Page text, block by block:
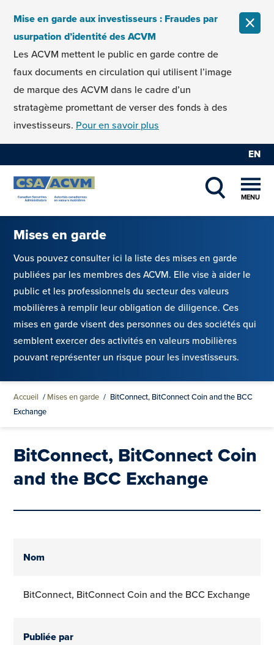
Mise en garde aux investisseurs : Fraudes par
usurpation d’identité des ACVM
Les ACVM mettent le public en garde contre de
faux documents en circulation qui utilisent l’image
de marque des ACVM dans le cadre d’un
stratagème promettant de verser des fonds à des
investisseurs. Pour en savoir plus
EN
SHOW
MENU
Mises en garde
Vous pouvez consulter ici la liste des mises en garde
publiées par les membres des ACVM. Elle vise à aider le
public et les professionnels du secteur des valeurs
mobilières à remplir leur obligation de diligence. Ces
mises en garde visent des personnes ou des sociétés qui
semblent exercer des activités en valeurs mobilières
pouvant représenter un risque pour les investisseurs.
Accueil / Mises en garde / BitConnect, BitConnect Coin and the BCC
Exchange
BitConnect, BitConnect Coin
and the BCC Exchange
Nom
BitConnect, BitConnect Coin and the BCC Exchange
Publiée par